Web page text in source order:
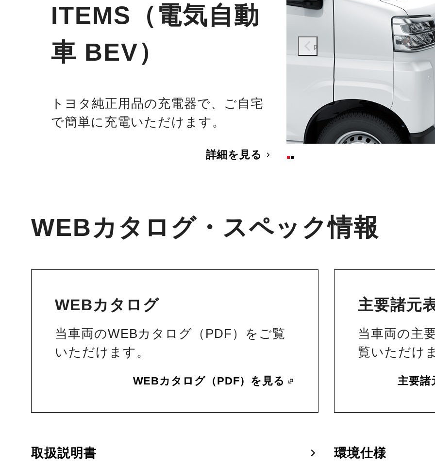
ITEMS（電気自動
車 BEV）
トヨタ純正用品の充電器で、ご自宅
で簡単に充電いただけます。
詳細を見る
prev
WEBカタログ・スペック情報
WEBカタログ
当車両のWEBカタログ（PDF）をご覧
いただけます。
WEBカタログ（PDF）を見る
主要諸元
当車両の主
覧いただけ
主要諸
取扱説明書 環境仕様